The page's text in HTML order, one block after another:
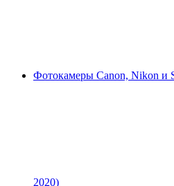
Фотокамеры Canon, Nikon и
2020)